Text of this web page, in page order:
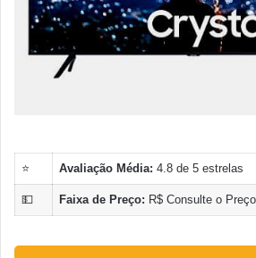
⭐ Avaliação Média: 4.8 de 5 estrelas
💵 Faixa de Preço: R$ Consulte o Preço